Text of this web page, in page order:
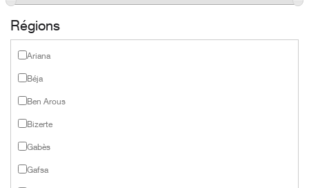
Régions
Ariana
Béja
Ben Arous
Bizerte
Gabès
Gafsa